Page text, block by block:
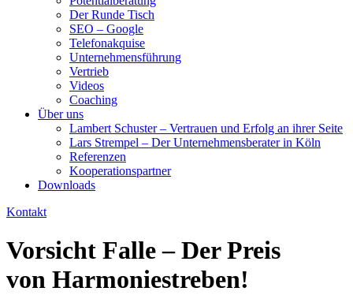
Der Runde Tisch
SEO – Google
Telefonakquise
Unternehmensführung
Vertrieb
Videos
Coaching
Über uns
Lambert Schuster – Vertrauen und Erfolg an ihrer Seite
Lars Strempel – Der Unternehmensberater in Köln
Referenzen
Kooperationspartner
Downloads
Kontakt
Vorsicht Falle – Der Preis
von Harmoniestreben!